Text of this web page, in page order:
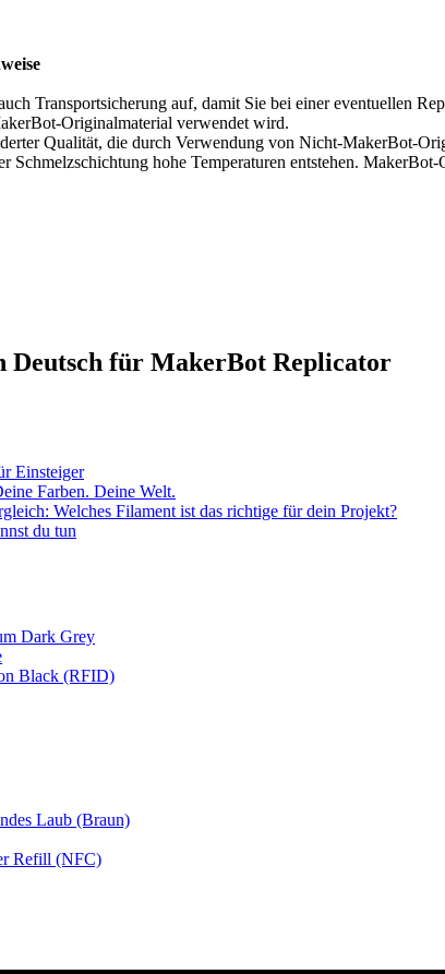
Transportsicherung auf, damit Sie bei einer eventuellen
Originalmaterial verwendet wird.
Qualität, die durch Verwendung von Nicht-MakerBot-
Schmelzschichtung hohe Temperaturen entstehen.
Deutsch für MakerBot Replicator
Einsteiger
Farben. Deine Welt.
Welches Filament ist das richtige für dein Projekt?
du tun
Dark Grey
Black (RFID)
Laub (Braun)
Refill (NFC)